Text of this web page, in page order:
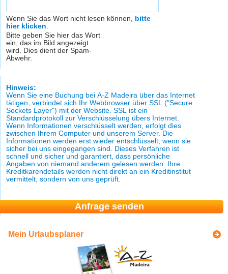
Wenn Sie das Wort nicht lesen können,
bitte
hier klicken
Bitte geben Sie hier das Wort
ein, das im Bild angezeigt
wird. Dies dient der Spam-
Abwehr.
Hinweis:
Wenn Sie eine Buchung bei A-Z Madeira über das Internet
tätigen, verbindet sich Ihr Webbrowser über SSL ("Secure
Sockets Layer") mit der Website. SSL ist ein
Standardprotokoll zur Verschlüsselung übers Internet.
Wenn Informationen verschlüsselt werden, erfolgt dies
zwischen Ihrem Computer und unserem Server. Die
Informationen werden erst wieder entschlüsselt, wenn sie
sicher bei uns eingegangen sind. Dieses Verfahren ist
schnell und sicher und garantiert, dass persönliche
Angaben von niemand anderem gelesen werden. Ihre
Kreditkarendetails werden nicht direkt an ein Kreditinstitut
vermittelt, sondern von uns geprüft.
Mein Urlaubsplaner